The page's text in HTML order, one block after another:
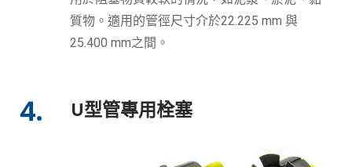
質物。適用的管徑尺寸介於22.225 mm 與
25.400 mm之間。
4. U型管專用栓塞